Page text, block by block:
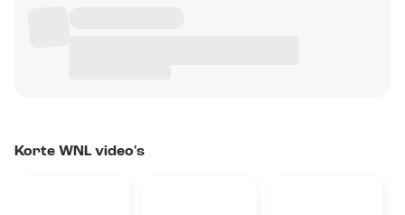
Korte WNL video's